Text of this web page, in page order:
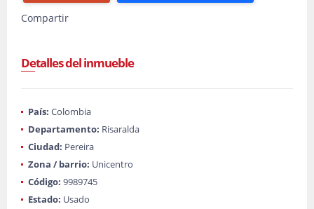
Compartir
Detalles del inmueble
País: Colombia
Departamento: Risaralda
Ciudad: Pereira
Zona / barrio: Unicentro
Código: 9989745
Estado: Usado